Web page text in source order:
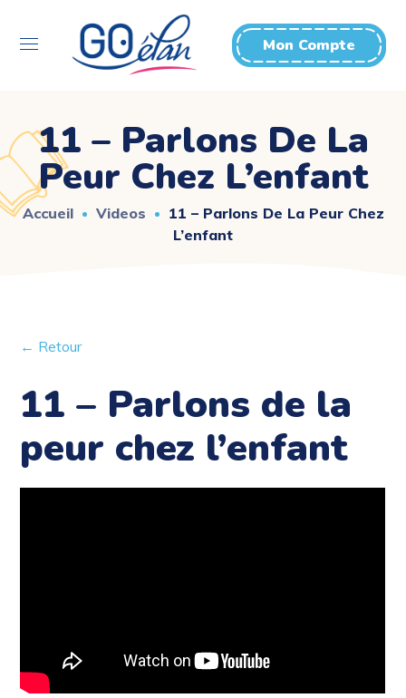
Mon Compte
11 – Parlons De La
Peur Chez L’enfant
Accueil Videos
11 – Parlons De La Peur Chez
L’enfant
← Retour
11 – Parlons de la
peur chez l’enfant